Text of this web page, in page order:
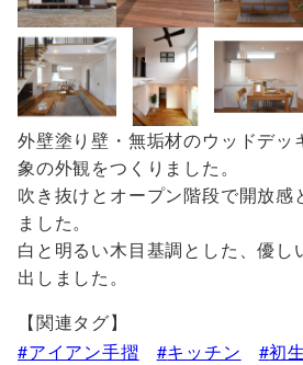
外壁塗り壁・無垢材のウッドデッ
象の外観をつくりました。
吹き抜けとオープン階段で開放感
ました。
白と明るい木目基調とした、優し
出しました。
【関連タグ】
アイアン手摺
キッチン 初